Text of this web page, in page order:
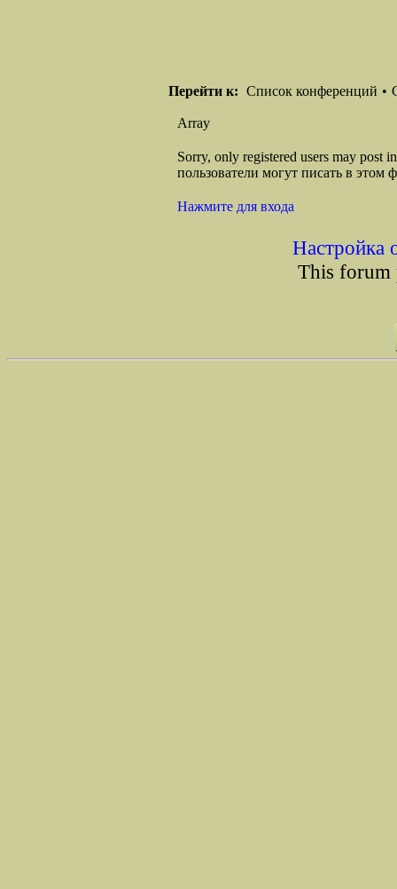
Перейти к: Список конференций •
Array
Sorry, only registered users may post
пользователи могут писать в этом
Нажмите для входа
Настройка
This